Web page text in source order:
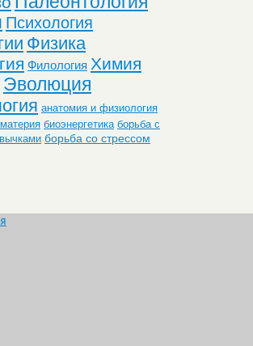
Психология
Физика
Филология Химия
Эволюция
анатомия и физиология
биоэнергетика борьба с
борьба со стрессом